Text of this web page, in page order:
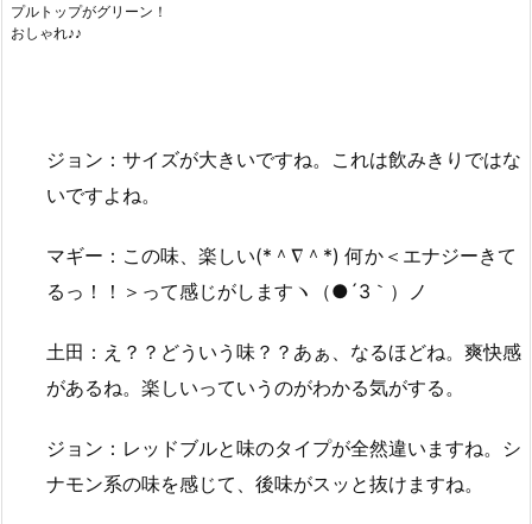
プルトップがグリーン！
おしゃれ♪♪
ジョン：サイズが大きいですね。これは飲みきりではな
いですよね。
マギー：この味、楽しい(*＾∇＾*) 何か＜エナジーきて
るっ！！＞って感じがしますヽ（●´3｀）ノ
土田：え？？どういう味？？あぁ、なるほどね。爽快感
があるね。楽しいっていうのがわかる気がする。
ジョン：レッドブルと味のタイプが全然違いますね。シ
ナモン系の味を感じて、後味がスッと抜けますね。